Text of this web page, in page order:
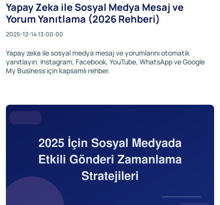
Yapay Zeka ile Sosyal Medya Mesaj ve
Yorum Yanıtlama (2026 Rehberi)
2025-12-14 13:00:00
Yapay zeka ile sosyal medya mesaj ve yorumlarını otomatik
yanıtlayın. Instagram, Facebook, YouTube, WhatsApp ve Google
My Business için kapsamlı rehber.